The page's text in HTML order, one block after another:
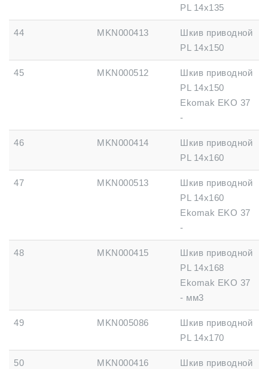
PL 14x135
44 MKN000413
Шкив приводной
PL 14x150
45 MKN000512
Шкив приводной
PL 14x150
Ekomak EKO 37
-
46 MKN000414
Шкив приводной
PL 14x160
47 MKN000513
Шкив приводной
PL 14x160
Ekomak EKO 37
-
48 MKN000415
Шкив приводной
PL 14x168
Ekomak EKO 37
- мм3
49 MKN005086
Шкив приводной
PL 14x170
50 MKN000416 Шкив приводной